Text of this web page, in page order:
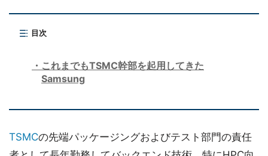
目次
これまでもTSMC幹部を起用してきた
Samsung
TSMCの先端パッケージングおよびテスト部門の責任